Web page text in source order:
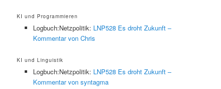
KI und Programmieren
Logbuch:Netzpolitik: LNP528 Es droht Zukunft –
Kommentar von Chris
KI und Linguistik
Logbuch:Netzpolitik: LNP528 Es droht Zukunft –
Kommentar von syntagma